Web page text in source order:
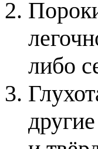
либо